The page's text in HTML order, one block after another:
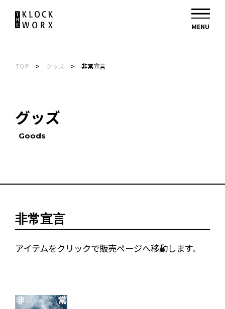
TOP > グッズ > 非常宣言
グッズ
Goods
非常宣言
アイテムをクリックで販売ページへ移動します。